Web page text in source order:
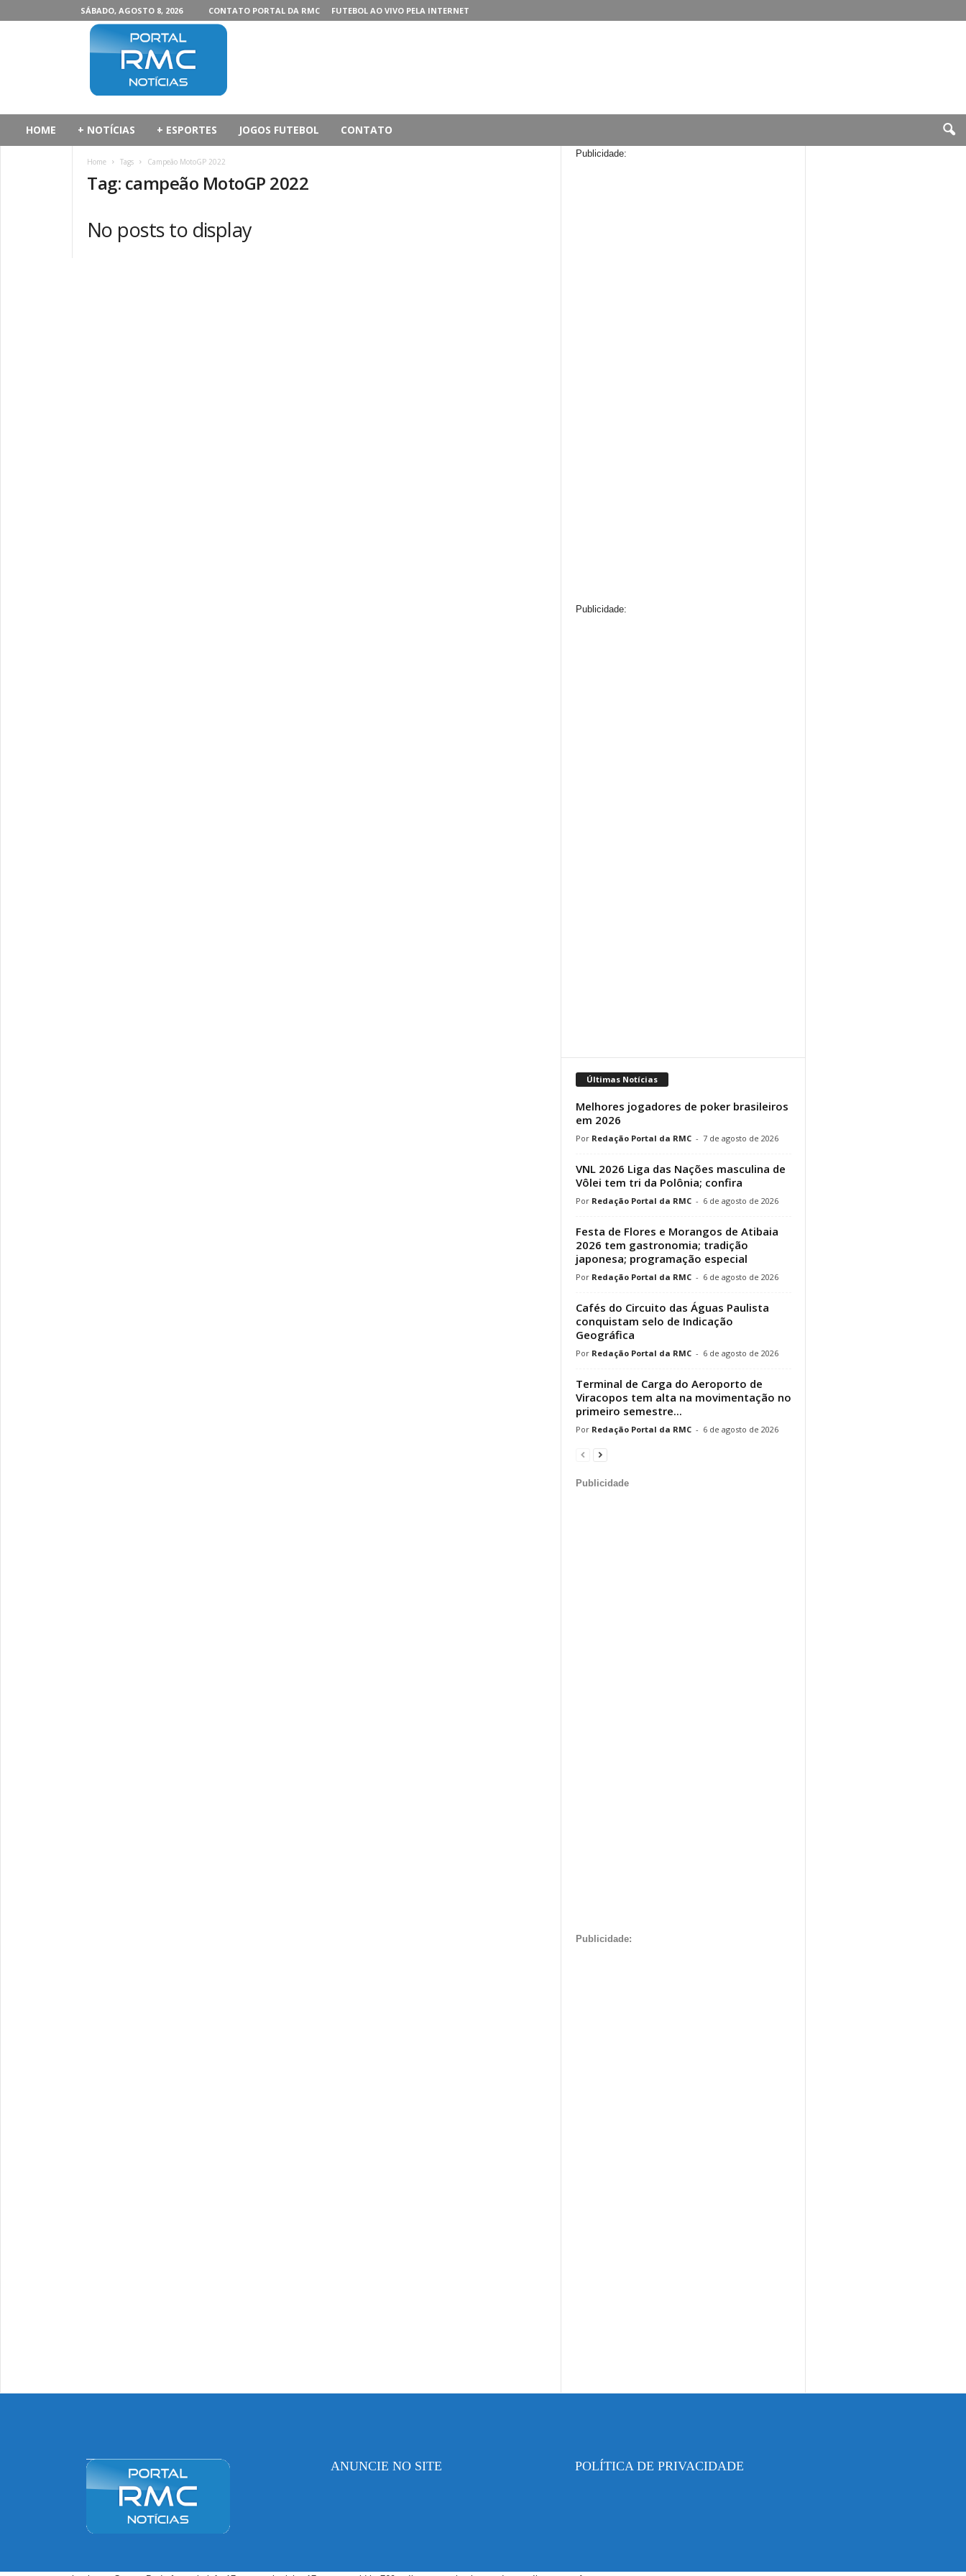
SÁBADO, AGOSTO 8, 2026 CONTATO PORTAL DA RMC FUTEBOL AO VIVO PELA INTERNET
HOME + NOTÍCIAS + ESPORTES JOGOS FUTEBOL CONTATO
Home Tags Campeão MotoGP 2022
Tag: campeão MotoGP 2022
No posts to display
Publicidade:
Publicidade:
Últimas Notícias
Melhores jogadores de poker brasileiros
em 2026
Redação Portal da RMC - 7 de agosto de 2026
VNL 2026 Liga das Nações masculina de
Vôlei tem tri da Polônia; confira
Redação Portal da RMC - 6 de agosto de 2026
Festa de Flores e Morangos de Atibaia
2026 tem gastronomia; tradição
japonesa; programação especial
Redação Portal da RMC - 6 de agosto de 2026
Cafés do Circuito das Águas Paulista
conquistam selo de Indicação
Geográfica
Redação Portal da RMC - 6 de agosto de 2026
Terminal de Carga do Aeroporto de
Viracopos tem alta na movimentação no
primeiro semestre...
Redação Portal da RMC - 6 de agosto de 2026
Publicidade
Publicidade:
ANUNCIE NO SITE POLÍTICA DE PRIVACIDADE